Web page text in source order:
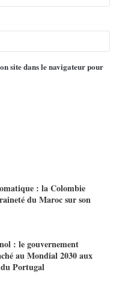
site dans le navigateur pour
: la Colombie
du Maroc sur son
: le gouvernement
au Mondial 2030 aux
Portugal